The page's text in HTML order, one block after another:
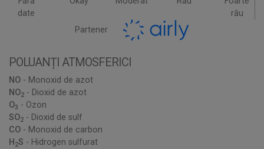
date
rău
Partener
POLUANȚI ATMOSFERICI
NO - Monoxid de azot
NO2 - Dioxid de azot
O3 - Ozon
SO2 - Dioxid de sulf
CO - Monoxid de carbon
H 2S - Hidrogen sulfurat